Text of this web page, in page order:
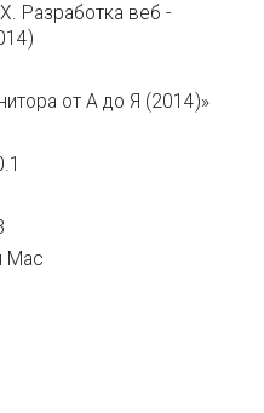
Разработка веб -
от А до Я (2014)»
Mac